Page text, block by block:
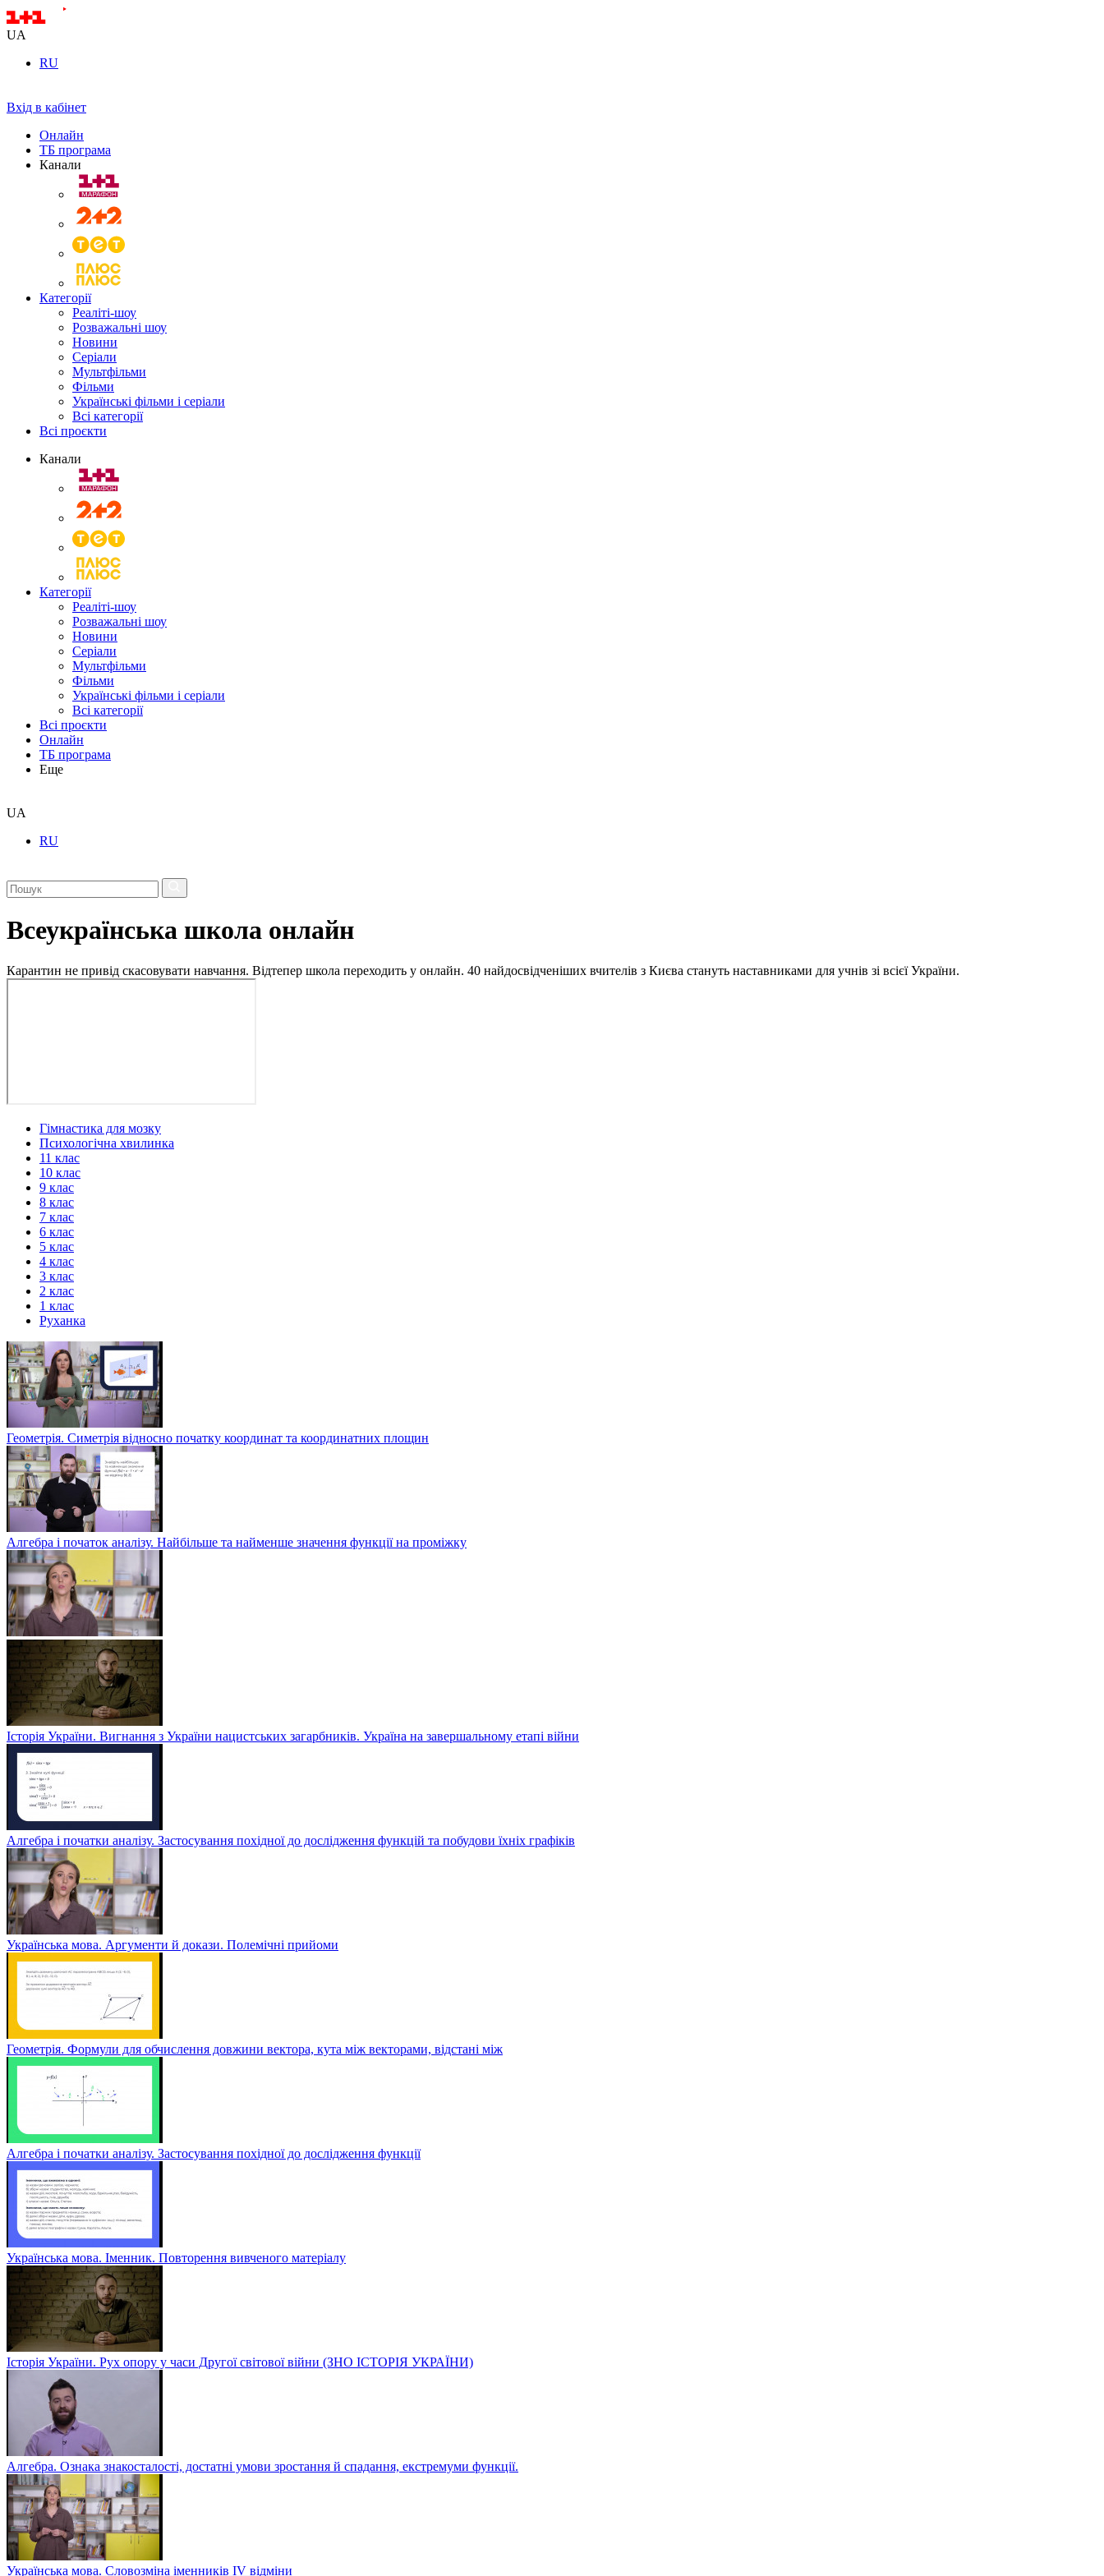
UA
RU
Вхід в кабінет
Онлайн
ТБ програма
Канали
Категорії
Реаліті-шоу
Розважальні шоу
Новини
Серіали
Мультфільми
Фільми
Українські фільми і серіали
Всі категорії
Всі проєкти
Канали
Категорії
Реаліті-шоу
Розважальні шоу
Новини
Серіали
Мультфільми
Фільми
Українські фільми і серіали
Всі категорії
Всі проєкти
Онлайн
ТБ програма
Еще
UA
RU
Всеукраїнська школа онлайн
Карантин не привід скасовувати навчання. Відтепер школа переходить у онлайн. 40 найдосвідченіших вчителів з Києва стануть наставниками для учнів зі всієї України.
Гімнастика для мозку
Психологічна хвилинка
11 клас
10 клас
9 клас
8 клас
7 клас
6 клас
5 клас
4 клас
3 клас
2 клас
1 клас
Руханка
Геометрія. Симетрія відносно початку координат та координатних площин
Алгебра і початок аналізу. Найбільше та найменше значення функції на проміжку
Історія України. Вигнання з України нацистських загарбників. Україна на завершальному етапі війни
Алгебра і початки аналізу. Застосування похідної до дослідження функцій та побудови їхніх графіків
Українська мова. Аргументи й докази. Полемічні прийоми
Геометрія. Формули для обчислення довжини вектора, кута між векторами, відстані між
Алгебра і початки аналізу. Застосування похідної до дослідження функції
Українська мова. Іменник. Повторення вивченого матеріалу
Історія України. Рух опору у часи Другої світової війни (ЗНО ІСТОРІЯ УКРАЇНИ)
Алгебра. Ознака знакосталості, достатні умови зростання й спадання, екстремуми функції.
Українська мова. Словозміна іменників ІV відміни